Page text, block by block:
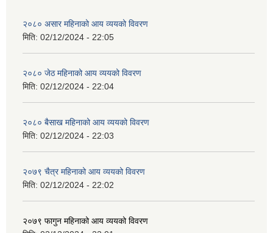
२०८० असार महिनाको आय व्ययको विवरण
मिति: 02/12/2024 - 22:05
२०८० जेठ महिनाको आय व्ययको विवरण
मिति: 02/12/2024 - 22:04
२०८० बैसाख महिनाको आय व्ययको विवरण
मिति: 02/12/2024 - 22:03
२०७९ चैत्र महिनाको आय व्ययको विवरण
मिति: 02/12/2024 - 22:02
२०७९ फागुन महिनाको आय व्ययको विवरण